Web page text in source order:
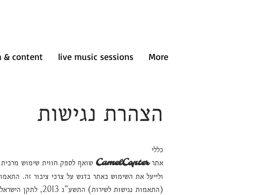
& content live music sessions More
הצהרת נגישות
כללי
אתרCamelCopter שואף לספק חווית שימוש